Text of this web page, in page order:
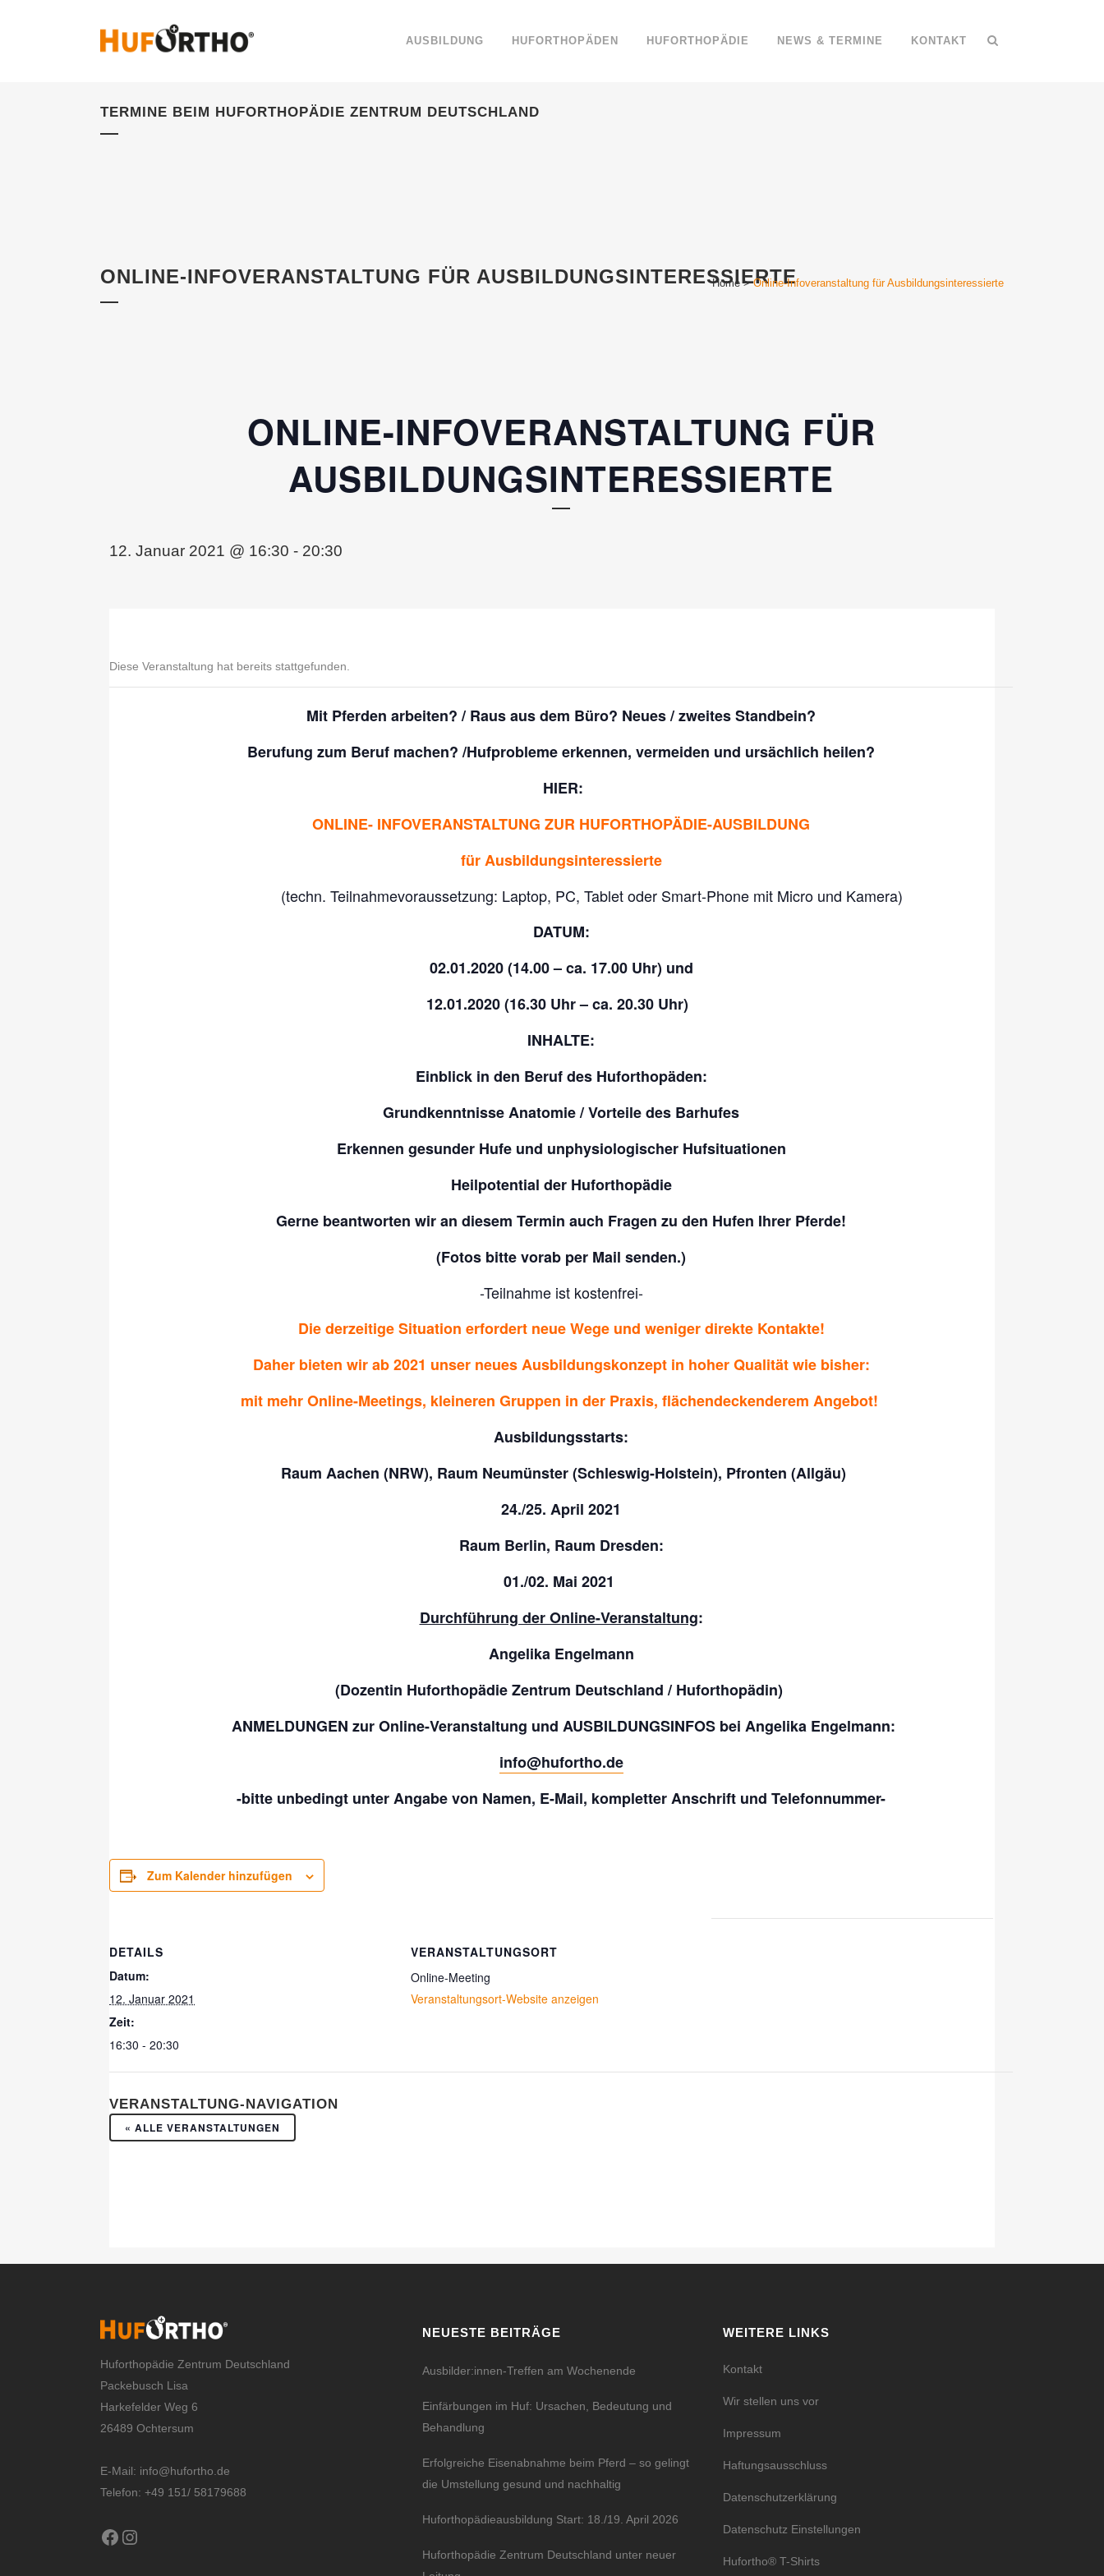
AUSBILDUNG HUFORTHOPÄDEN HUFORTHOPÄDIE NEWS & TERMINE KONTAKT
TERMINE BEIM HUFORTHOPÄDIE ZENTRUM DEUTSCHLAND
ONLINE-INFOVERANSTALTUNG FÜR AUSBILDUNGSINTERESSIERTE
Home>Online-Infoveranstaltung für Ausbildungsinteressierte
ONLINE-INFOVERANSTALTUNG FÜR
AUSBILDUNGSINTERESSIERTE
12. Januar 2021 @ 16:30 - 20:30
Diese Veranstaltung hat bereits stattgefunden.
Mit Pferden arbeiten? / Raus aus dem Büro? Neues / zweites Standbein?
Berufung zum Beruf machen? /Hufprobleme erkennen, vermeiden und ursächlich heilen?
HIER:
ONLINE- INFOVERANSTALTUNG ZUR HUFORTHOPÄDIE-AUSBILDUNG
für Ausbildungsinteressierte
(techn. Teilnahmevoraussetzung: Laptop, PC, Tablet oder Smart-Phone mit Micro und Kamera)
DATUM:
02.01.2020 (14.00 – ca. 17.00 Uhr) und
12.01.2020 (16.30 Uhr – ca. 20.30 Uhr)
INHALTE:
Einblick in den Beruf des Huforthopäden:
Grundkenntnisse Anatomie / Vorteile des Barhufes
Erkennen gesunder Hufe und unphysiologischer Hufsituationen
Heilpotential der Huforthopädie
Gerne beantworten wir an diesem Termin auch Fragen zu den Hufen Ihrer Pferde!
(Fotos bitte vorab per Mail senden.)
-Teilnahme ist kostenfrei-
Die derzeitige Situation erfordert neue Wege und weniger direkte Kontakte!
Daher bieten wir ab 2021 unser neues Ausbildungskonzept in hoher Qualität wie bisher:
mit mehr Online-Meetings, kleineren Gruppen in der Praxis, flächendeckenderem Angebot!
Ausbildungsstarts:
Raum Aachen (NRW), Raum Neumünster (Schleswig-Holstein), Pfronten (Allgäu)
24./25. April 2021
Raum Berlin, Raum Dresden:
01./02. Mai 2021
Durchführung der Online-Veranstaltung:
Angelika Engelmann
(Dozentin Huforthopädie Zentrum Deutschland / Huforthopädin)
ANMELDUNGEN zur Online-Veranstaltung und AUSBILDUNGSINFOS bei Angelika Engelmann:
info@hufortho.de
-bitte unbedingt unter Angabe von Namen, E-Mail, kompletter Anschrift und Telefonnummer-
Zum Kalender hinzufügen
DETAILS
Datum:
12. Januar 2021
Zeit:
16:30 - 20:30
VERANSTALTUNGSORT
Online-Meeting
Veranstaltungsort-Website anzeigen
VERANSTALTUNG-NAVIGATION
« ALLE VERANSTALTUNGEN
Huforthopädie Zentrum Deutschland
Packebusch Lisa
Harkefelder Weg 6
26489 Ochtersum
E-Mail: info@hufortho.de
Telefon: +49 151/ 58179688
Facebook
Instagram
NEUESTE BEITRÄGE
Ausbilder:innen-Treffen am Wochenende
Einfärbungen im Huf: Ursachen, Bedeutung und
Behandlung
Erfolgreiche Eisenabnahme beim Pferd – so gelingt
die Umstellung gesund und nachhaltig
Huforthopädieausbildung Start: 18./19. April 2026
Huforthopädie Zentrum Deutschland unter neuer
WEITERE LINKS
Kontakt
Wir stellen uns vor
Impressum
Haftungsausschluss
Datenschutzerklärung
Datenschutz Einstellungen
Hufortho® T-Shirts